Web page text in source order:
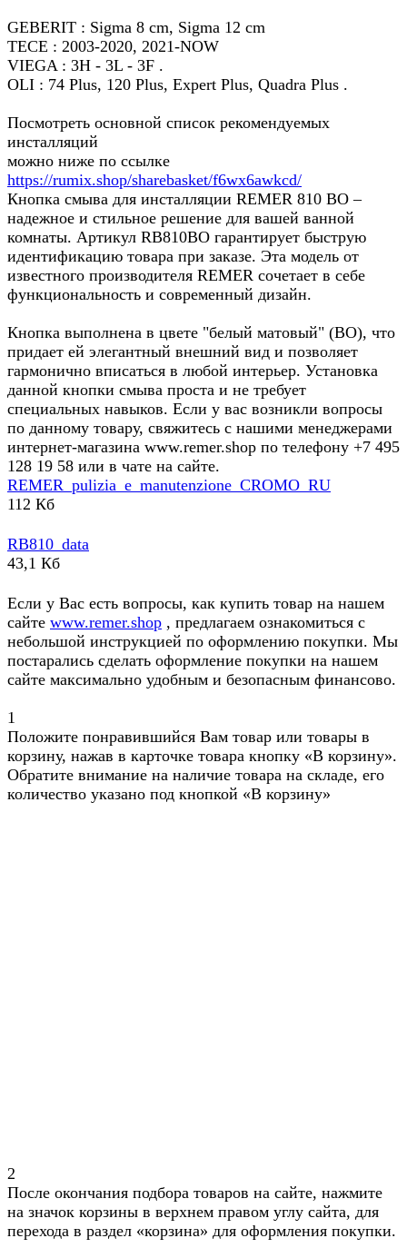
GEBERIT : Sigma 8 cm, Sigma 12 cm
TECE : 2003-2020, 2021-NOW
VIEGA : 3H - 3L - 3F .
OLI : 74 Plus, 120 Plus, Expert Plus, Quadra Plus .
Посмотреть основной список рекомендуемых
инсталляций
можно ниже по ссылке
https://rumix.shop/sharebasket/f6wx6awkcd/
Кнопка смыва для инсталляции REMER 810 BO –
надежное и стильное решение для вашей ванной
комнаты. Артикул RB810BO гарантирует быструю
идентификацию товара при заказе. Эта модель от
известного производителя REMER сочетает в себе
функциональность и современный дизайн.
Кнопка выполнена в цвете "белый матовый" (BO), что
придает ей элегантный внешний вид и позволяет
гармонично вписаться в любой интерьер. Установка
данной кнопки смыва проста и не требует
специальных навыков. Если у вас возникли вопросы
по данному товару, свяжитесь с нашими менеджерами
интернет-магазина www.remer.shop по телефону +7 495
128 19 58 или в чате на сайте.
REMER_pulizia_e_manutenzione_CROMO_RU
112 Кб
RB810_data
43,1 Кб
Если у Вас есть вопросы, как купить товар на нашем
сайте www.remer.shop , предлагаем ознакомиться с
небольшой инструкцией по оформлению покупки. Мы
постарались сделать оформление покупки на нашем
сайте максимально удобным и безопасным финансово.
1
Положите понравившийся Вам товар или товары в
корзину, нажав в карточке товара кнопку «В корзину».
Обратите внимание на наличие товара на складе, его
количество указано под кнопкой «В корзину»
2
После окончания подбора товаров на сайте, нажмите
на значок корзины в верхнем правом углу сайта, для
перехода в раздел «корзина» для оформления покупки.